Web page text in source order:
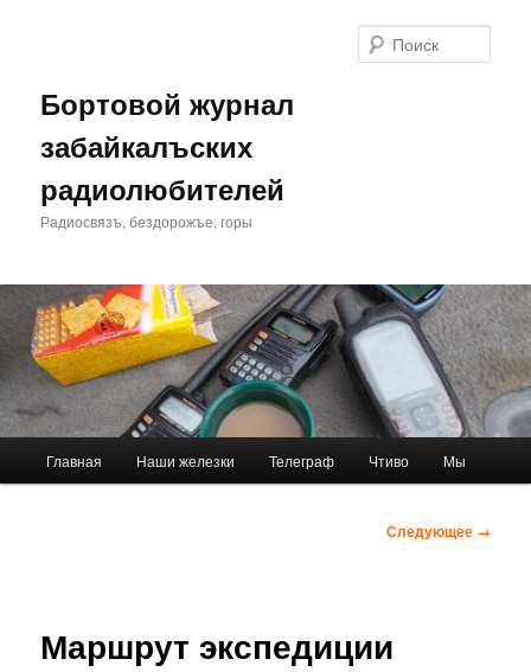
Бортовой журнал
забайкалъских
радиолюбителей
Радиосвязъ, бездорожъе, горы
Главная Наши железки Телеграф Чтиво Мы
Следующее →
Маршрут экспедиции